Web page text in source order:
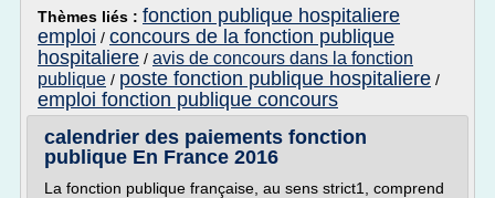
Thèmes liés : fonction publique hospitaliere
emploi / concours de la fonction publique
hospitaliere / avis de concours dans la fonction
publique / poste fonction publique hospitaliere /
emploi fonction publique concours
calendrier des paiements fonction
publique En France 2016
La fonction publique française, au sens strict1, comprend